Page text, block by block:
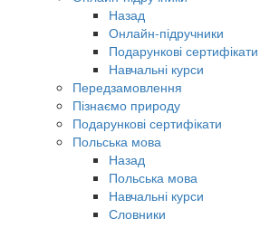
Назад
Онлайн-підручники
Подарункові сертифікати
Навчальні курси
Передзамовлення
Пізнаємо природу
Подарункові сертифікати
Польська мова
Назад
Польська мова
Навчальні курси
Словники